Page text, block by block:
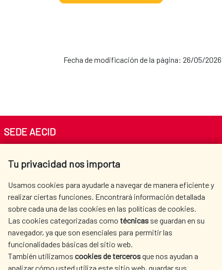
Fecha de modificación de la página: 26/05/2026
Tu privacidad nos importa
Usamos cookies para ayudarle a navegar de manera eficiente y
realizar ciertas funciones. Encontrará información detallada
sobre cada una de las cookies en las políticas de cookies.
Las cookies categorizadas como técnicas se guardan en su
navegador, ya que son esenciales para permitir las
funcionalidades básicas del sitio web.
También utilizamos cookies de tercerosque nos ayudan a
analizar cómo usted utiliza este sitio web, guardar sus
SEDE AECID
Tel. +34 900 20 30 54​​​​​​​
AECID
WHERE DO WE COOPERATE?
SPANISH HUMANITARIAN
ACTION
PRESS ROOM
CULTURE AND SCIENCE LIBRARY